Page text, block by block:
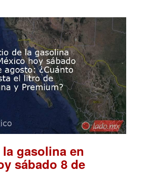
gasolina en
sábado 8 de